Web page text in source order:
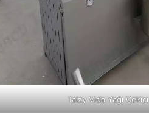
Taizy Vida Yağı Çekici